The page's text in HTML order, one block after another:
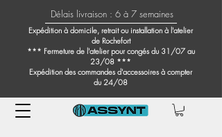
Délais livraison : 6 à 7 semaines
Expédition à domicile, retrait ou installation à l'atelier
de Rochefort
*** Fermeture de l'atelier pour congés du 31/07 au
23/08 ***
Expédition des commandes d'accessoires à compter
du 24/08